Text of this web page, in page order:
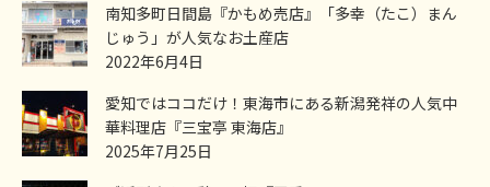
南知多町日間島『かもめ売店』「多幸（たこ）まん
じゅう」が人気なお土産店
2022年6月4日
愛知ではココだけ！東海市にある新潟発祥の人気中
華料理店『三宝亭 東海店』
2025年7月25日